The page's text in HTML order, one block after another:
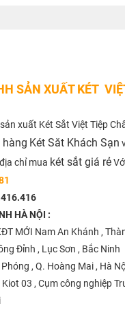
SẢN XUẤT KÉT
xuất Két Sắt Việt Tiệp
hàng Két Săt Khách Sạn
chỉ mua két sắt giá rẻ
HÀ NỘI :
MỚI Nam An Khánh ,
Đỉnh , Lục Sơn , Bắc Ninh
, Q. Hoàng Mai , Hà
03 , Cụm công nghiệp